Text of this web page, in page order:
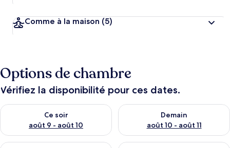
Comme à la maison (5)
Options de chambre
Vérifiez la disponibilité pour ces dates.
Ce soir
août 9 - août 10
Vérifier la disponibilité pour ce soir août 9 - août 10
Demain
août 10 - août 11
Vérifier la disponibilité pour